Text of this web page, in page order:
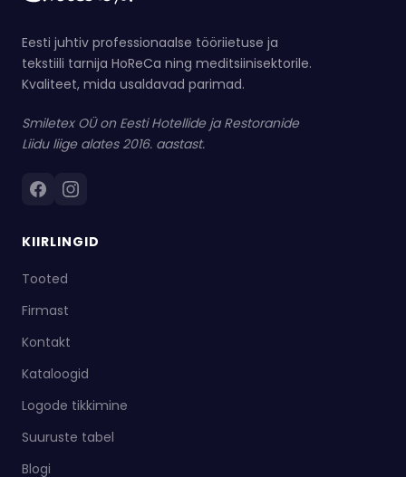
Eesti juhtiv professionaalse tööriietuse ja
tekstiili tarnija HoReCa ning meditsiinisektorile.
Kvaliteet, mida usaldavad parimad.
Smiletex OÜ on Eesti Hotellide ja Restoranide
Liidu liige alates 2016. aastast.
KIIRLINGID
Tooted
Firmast
Kontakt
Kataloogid
Logode tikkimine
Suuruste tabel
Blogi